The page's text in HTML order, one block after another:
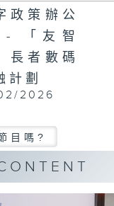
政策辦公
「友智
長者數碼
計劃
2026
目嗎?